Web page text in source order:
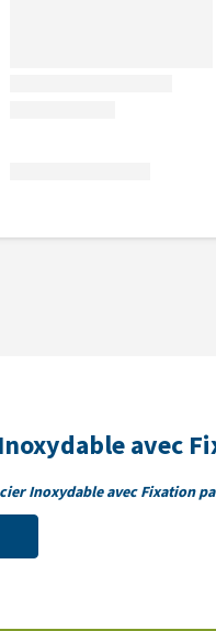
avec
Inoxydable avec Fixation